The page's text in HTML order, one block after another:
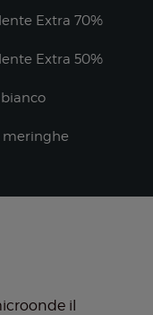
Extra 70%
Extra 50%
meringhe
il